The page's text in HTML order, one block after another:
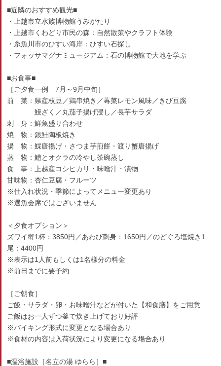
■近隣のおすすめ観光■
・上越市立水族博物館うみがたり
・上越市くわどり市民の森：自然散策やクラフト体験
・糸魚川市のひすい海岸：ひすい石探し
・フォッサマグナミュージアム：石の博物館で大地を学ぶ
■お食事■
［ご夕食一例 7月～9月中旬］
前 菜：県産枝豆／鶏串焼き／蓴菜レモン風味／きび豆腐
鰻ざく／丸茄子揚げ浸し／長芋サラダ
刺 身：鮮魚盛り合わせ
焼 物：銀鮭陶板焼き
揚 物：鰈唐揚げ・さつま芋煎餅・渡り蟹唐揚げ
蒸 物：鱧とオクラの冷やし茶碗蒸し
食 事：上越産コシヒカリ・味噌汁・漬物
甘味物：杏仁豆腐・フルーツ
※仕入れ状況・季節によってメニュー変更あり
※選魚会席ではございません
＜夕食オプション＞
ズワイ蟹1杯：3850円／あわび刺身：1650円／のどぐろ塩焼き1
尾：4400円
※表示は1人前もしくは1名様分の料金
※前日までに要予約
［ご朝食］
ご飯・サラダ・卵・お味噌汁などが付いた【和食膳】をご用意
ご飯はお一人ずつ釜で炊き上げており好評
※バイキング形式に変更となる場合あり
※食材の内容は入荷状況により変更になる場合あり
■温浴施設［名立の湯 ゆらら］■